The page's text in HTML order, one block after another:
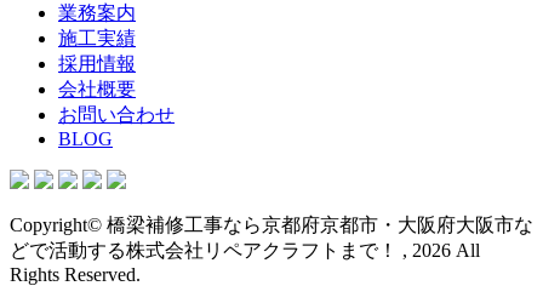
業務案内
施工実績
採用情報
会社概要
お問い合わせ
BLOG
Copyright© 橋梁補修工事なら京都府京都市・大阪府大阪市な
どで活動する株式会社リペアクラフトまで！ , 2026 All
Rights Reserved.